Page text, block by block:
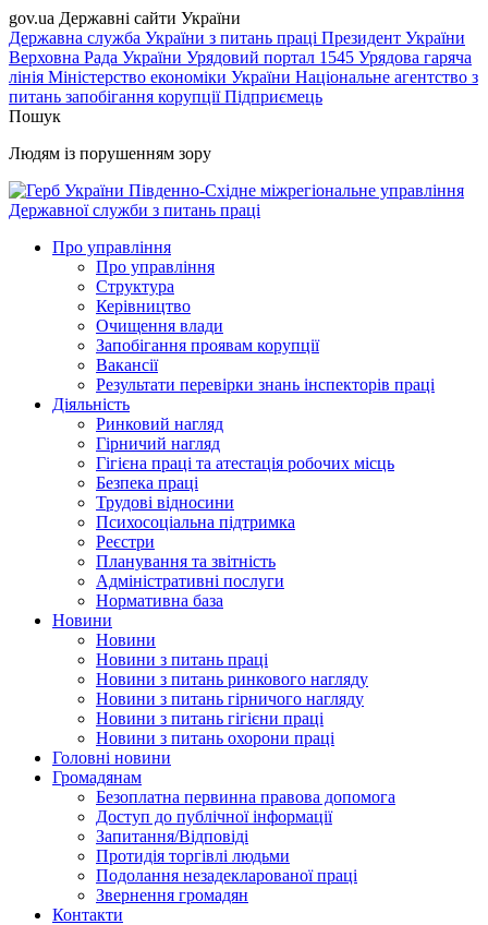
gov.ua Державні сайти України
Державна служба України з питань праці Президент України
Верховна Рада України Урядовий портал 1545 Урядова гаряча
лінія Міністерство економіки України Національне агентство з
питань запобігання корупціїПідприємець
Пошук
Людям із порушенням зору
Південно-Східне міжрегіональне управління
Державної служби з питань праці
Про управління
Про управління
Структура
Керівництво
Очищення влади
Запобігання проявам корупції
Вакансії
Результати перевірки знань інспекторів праці
Діяльність
Ринковий нагляд
Гірничий нагляд
Гігієна праці та атестація робочих місць
Безпека праці
Трудові відносини
Психосоціальна підтримка
Реєстри
Планування та звітність
Адміністративні послуги
Нормативна база
Новини
Новини
Новини з питань праці
Новини з питань ринкового нагляду
Новини з питань гірничого нагляду
Новини з питань гігієни праці
Новини з питань охорони праці
Головні новини
Громадянам
Безоплатна первинна правова допомога
Доступ до публічної інформації
Запитання/Відповіді
Протидія торгівлі людьми
Подолання незадекларованої праці
Звернення громадян
Контакти